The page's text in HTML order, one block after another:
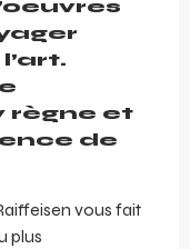
règne et
de
vous fait
plus